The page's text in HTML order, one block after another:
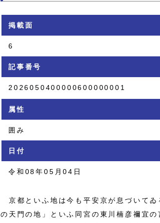
掲載面
6
記事番号
2026050400000600000001
属性
囲み
日付
令和08年05月04日
京都といふ地は今も平安京が息づいて
の天門の地」といふ同宮の東川楠彦禰宜の